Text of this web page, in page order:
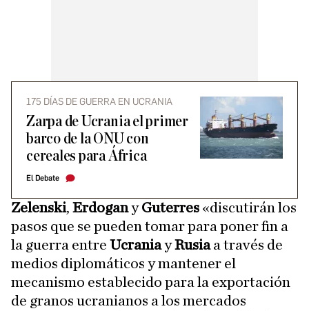
175 DÍAS DE GUERRA EN UCRANIA
Zarpa de Ucrania el primer
barco de la ONU con
cereales para África
El Debate
Zelenski, ErdoganyGuterres «discutirán los
pasos que se pueden tomar para poner fin a
la guerra entre UcraniayRusiaa través de
medios diplomáticos y mantener el
mecanismo establecido para la exportación
de granos ucranianos a los mercados